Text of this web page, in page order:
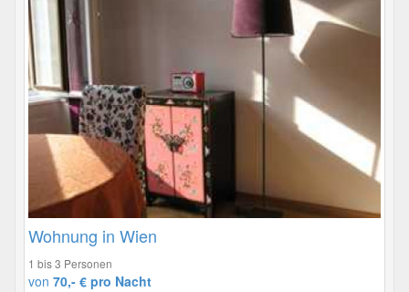
Wohnung in Wien
1 bis 3 Personen
von 70,- € pro Nacht